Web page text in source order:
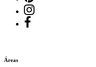
Áreas